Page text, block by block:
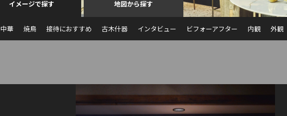
イメージで探す 地図から探す
中華 焼鳥 接待におすすめ 古木什器 インタビュー ビフォーアフター 内観 外観